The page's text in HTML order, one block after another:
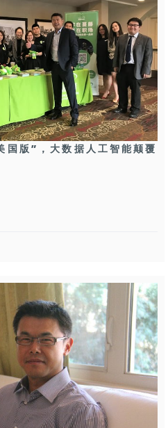
国版”，大数据人工智能颠覆